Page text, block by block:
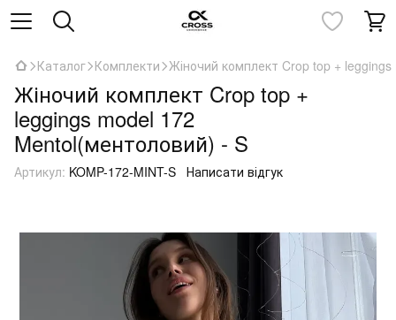
Каталог Комплекти Жіночий комплект Crop top +
Жіночий комплект Crop top +
leggings model 172
Mentol(ментоловий) - S
Артикул: KOMP-172-MINT-S Написати відгук